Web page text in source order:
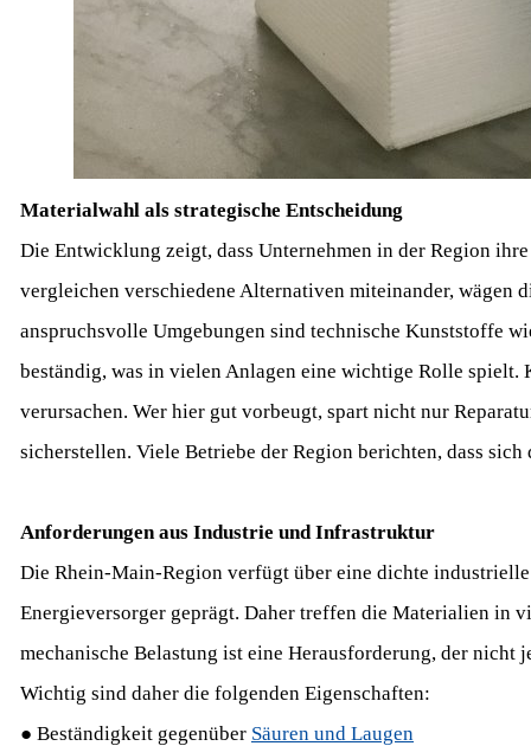
Materialwahl als strategische Entscheidung
Die Entwicklung zeigt, dass Unternehmen in der Region
vergleichen verschiedene Alternativen miteinander, wägen
anspruchsvolle Umgebungen sind technische Kunststoffe
beständig, was in vielen Anlagen eine wichtige Rolle
verursachen. Wer hier gut vorbeugt, spart nicht nur
sicherstellen. Viele Betriebe der Region berichten, dass
Anforderungen aus Industrie und Infrastruktur
Die Rhein-Main-Region verfügt über eine dichte
Energieversorger geprägt. Daher treffen die Materialien in
mechanische Belastung ist eine Herausforderung, der nicht
Wichtig sind daher die folgenden Eigenschaften:
● Beständigkeit gegenüber Säuren und Laugen